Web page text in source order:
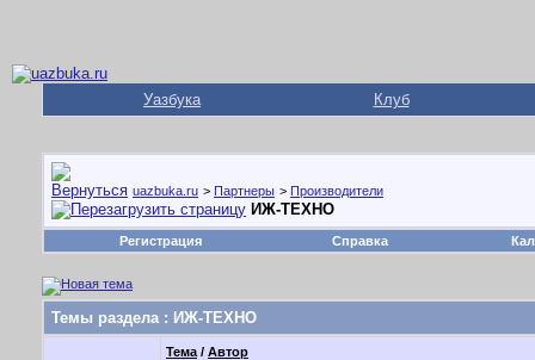
Уазбука Клуб
uazbuka.ru > Партнеры > Производители
ИЖ-ТЕХНО
Регистрация Справка
Темы раздела: ИЖ-ТЕХНО
Тема / Автор